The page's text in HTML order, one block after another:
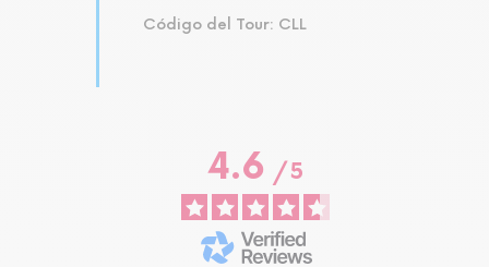
Código del Tour: CLL
4.6/ 5